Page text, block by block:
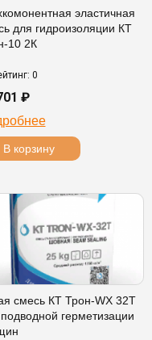
эластичная
для гидроизоляции КТ
10 2К
0
₽
В корзину
смесь КТ Трон-WX 32T
герметизации